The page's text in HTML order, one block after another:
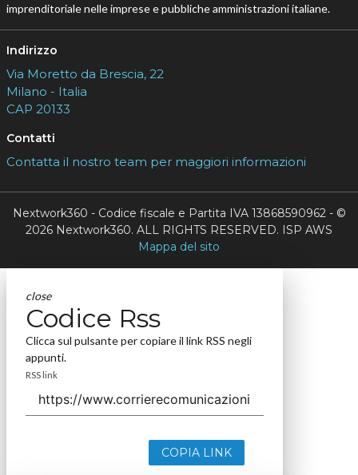
imprenditoriale nelle imprese e pubbliche amministrazioni italiane.
Indirizzo
Via Moretto da Brescia, 22
Milano - Italia
CAP 20133
Contatti
Contatta il nostro team per maggiori informazioni
Nextwork360 - Codice fiscale e Partita IVA 13868590962 - ©
2026 Nextwork360. ALL RIGHTS RESERVED. ISP AWS
Mappa del sito
close
Codice Rss
Clicca sul pulsante per copiare il link RSS negli
appunti.
RSS link
COPIA LINK